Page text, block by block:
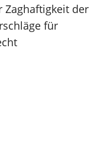
Zaghaftigkeit der
für